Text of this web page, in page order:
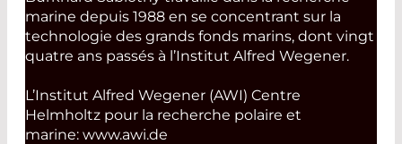
marine depuis 1988 en se concentrant sur la
technologie des grands fonds marins, dont vingt
quatre ans passés à l’Institut Alfred Wegener.
L’Institut Alfred Wegener (AWI) Centre
Helmholtz pour la recherche polaire et
marine: www.awi.de